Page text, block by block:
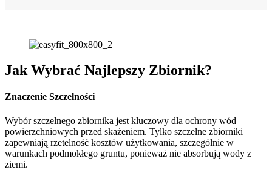
Jak Wybrać Najlepszy Zbiornik?
Znaczenie Szczelności
Wybór szczelnego zbiornika jest kluczowy dla ochrony wód
powierzchniowych przed skażeniem. Tylko szczelne zbiorniki
zapewniają rzetelność kosztów użytkowania, szczególnie w
warunkach podmokłego gruntu, ponieważ nie absorbują wody z
ziemi.